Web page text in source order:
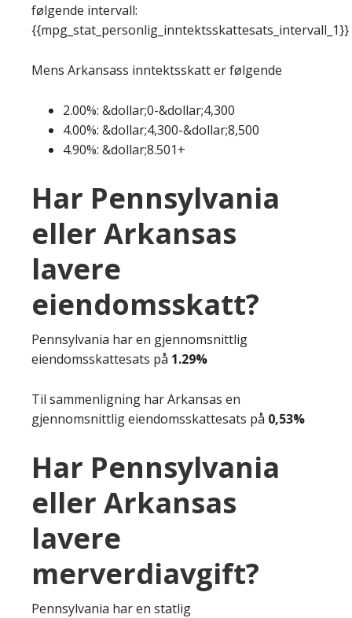
følgende intervall:
{{mpg_stat_personlig_inntektsskattesats_intervall_1}}
Mens Arkansass inntektsskatt er følgende
2.00%: &dollar;0-&dollar;4,300
4.00%: &dollar;4,300-&dollar;8,500
4.90%: &dollar;8.501+
Har Pennsylvania
eller Arkansas
lavere
eiendomsskatt?
Pennsylvania har en gjennomsnittlig
eiendomsskattesats på 1.29%
Til sammenligning har Arkansas en
gjennomsnittlig eiendomsskattesats på 0,53%
Har Pennsylvania
eller Arkansas
lavere
merverdiavgift?
Pennsylvania har en statlig